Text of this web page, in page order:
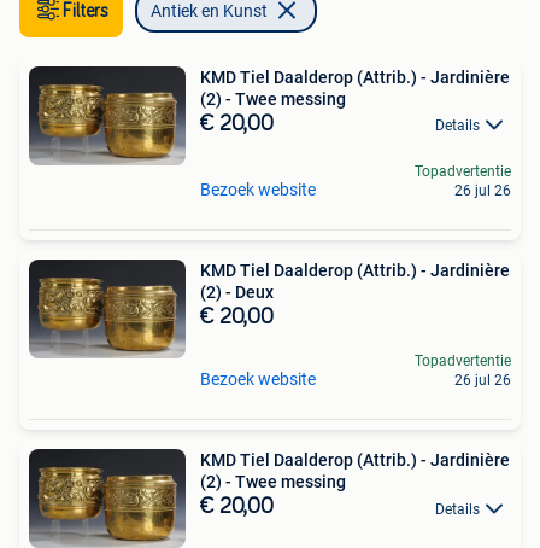
Filters Antiek en Kunst
KMD Tiel Daalderop (Attrib.) - Jardinière
(2) - Twee messing
€ 20,00 Details
Bezoek website
Topadvertentie
26 jul 26
KMD Tiel Daalderop (Attrib.) - Jardinière
(2) - Deux
€ 20,00
Bezoek website
Topadvertentie
26 jul 26
KMD Tiel Daalderop (Attrib.) - Jardinière
(2) - Twee messing
€ 20,00 Details